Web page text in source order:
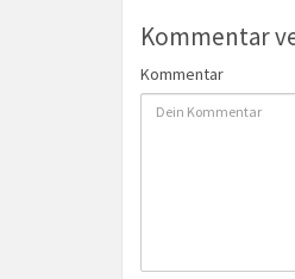
Kommentar
Kommentar